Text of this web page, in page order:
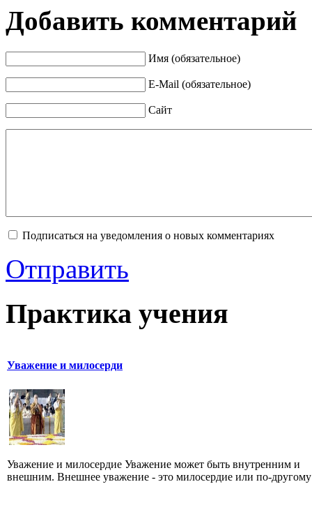
Добавить комментарий
Имя (обязательное)
E-Mail (обязательное)
Сайт
Подписаться на уведомления о новых комментариях
Отправить
Практика учения
Уважение и милосерди
Уважение и милосердие Уважение может быть внутренним и
внешним. Внешнее уважение - это милосердие или по-